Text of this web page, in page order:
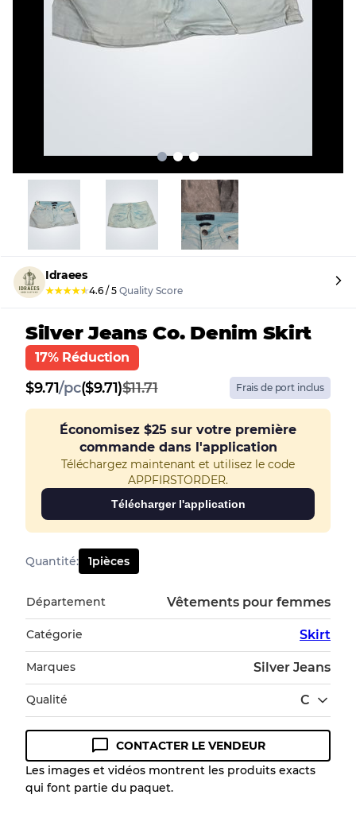
Idraees
★★★★★4.6 / 5 Quality Score
Silver Jeans Co. Denim Skirt
17% Réduction
$9.71/pc($9.71)$11.71 Frais de port inclus
Économisez $25 sur votre première
commande dans l'application
Téléchargez maintenant et utilisez le code
APPFIRSTORDER.
Télécharger l'application
Quantité: 1pièces
Département Vêtements pour femmes
Catégorie Skirt
Marques Silver Jeans
Qualité C
Guide des conditions
Tous les produits incluent un niveau de
CONTACTER LE VENDEUR
Les images et vidéos montrent les produits exacts
qui font partie du paquet.